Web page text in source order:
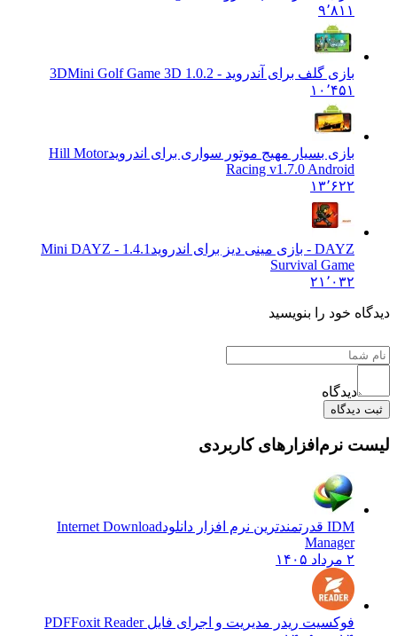
۹٬۸۱۱
بازی گلف برای آندروید - 3D Mini Golf Game 3D 1.0.2
۱۰٬۴۵۱
بازی بسیار مهیج موتور سواری برای اندرویدHill Motor
Racing v1.7.0 Android
۱۳٬۶۲۲
DAYZ - بازی مینی دیز برای اندروید
1.4.1 Mini DAYZ -
Survival Game
۲۱٬۰۳۲
خود را بنویسید
دیدگاه
نرم‌افزارهای کاربردی
Internet Download
Manager
فوکسیت ریدر مدیریت و اجرای فایل PDF Foxit Reader